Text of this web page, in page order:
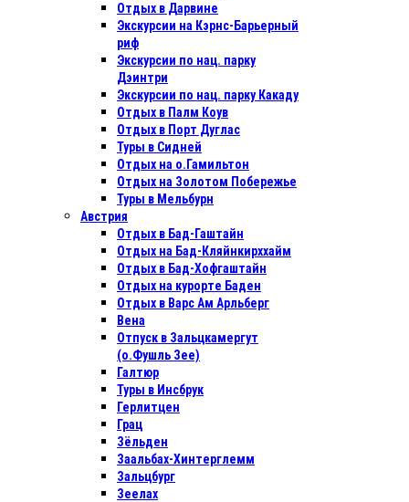
Отдых в Дарвине
Экскурсии на Кэрнс-Барьерный
риф
Экскурсии по нац. парку
Дэинтри
Экскурсии по нац. парку Какаду
Отдых в Палм Коув
Отдых в Порт Дуглас
Туры в Сидней
Отдых на о.Гамильтон
Отдых на Золотом Побережье
Туры в Мельбурн
Австрия
Отдых в Бад-Гаштайн
Отдых на Бад-Кляйнкирххайм
Отдых в Бад-Хофгаштайн
Отдых на курорте Баден
Отдых в Варс Ам Арльберг
Вена
Отпуск в Зальцкамергут
(о.Фушль Зее)
Галтюр
Туры в Инсбрук
Герлитцен
Грац
Зёльден
Заальбах-Хинтерглемм
Зальцбург
Зеелах